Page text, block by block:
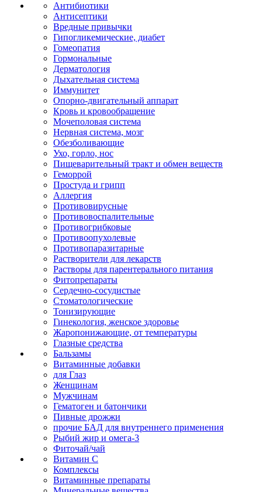
Антибиотики
Антисептики
Вредные привычки
Гипогликемические, диабет
Гомеопатия
Гормональные
Дерматология
Дыхательная система
Иммунитет
Опорно-двигательный аппарат
Кровь и кровообращение
Мочеполовая система
Нервная система, мозг
Обезболивающие
Ухо, горло, нос
Пищеварительный тракт и обмен веществ
Геморрой
Простуда и грипп
Аллергия
Противовирусные
Противовоспалительные
Противогрибковые
Противоопухолевые
Противопаразитарные
Растворители для лекарств
Растворы для парентерального питания
Фитопрепараты
Сердечно-сосудистые
Стоматологические
Тонизирующие
Гинекология, женское здоровье
Жаропонижающие, от температуры
Глазные средства
Бальзамы
Витаминные добавки
для Глаз
Женщинам
Мужчинам
Гематоген и батончики
Пивные дрожжи
прочие БАД для внутреннего применения
Рыбий жир и омега-3
Фиточай/чай
Витамин С
Комплексы
Витаминные препараты